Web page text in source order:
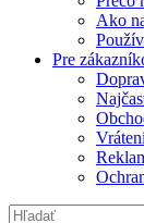
Ako
Pre